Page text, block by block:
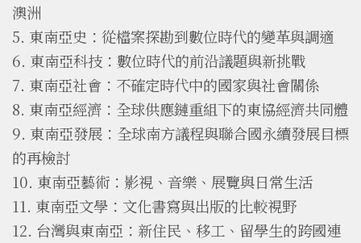
澳洲
5. 東南亞史：從檔案探勘到數位時代的變革與調適
6. 東南亞科技：數位時代的前沿議題與新挑戰
7. 東南亞社會：不確定時代中的國家與社會關係
8. 東南亞經濟：全球供應鏈重組下的東協經濟共同體
9. 東南亞發展：全球南方議程與聯合國永續發展目標
的再檢討
10. 東南亞藝術：影視、音樂、展覽與日常生活
11. 東南亞文學：文化書寫與出版的比較視野
12. 台灣與東南亞：新住民、移工、留學生的跨國連